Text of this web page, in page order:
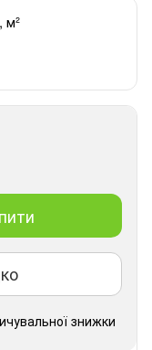
м²
знижки